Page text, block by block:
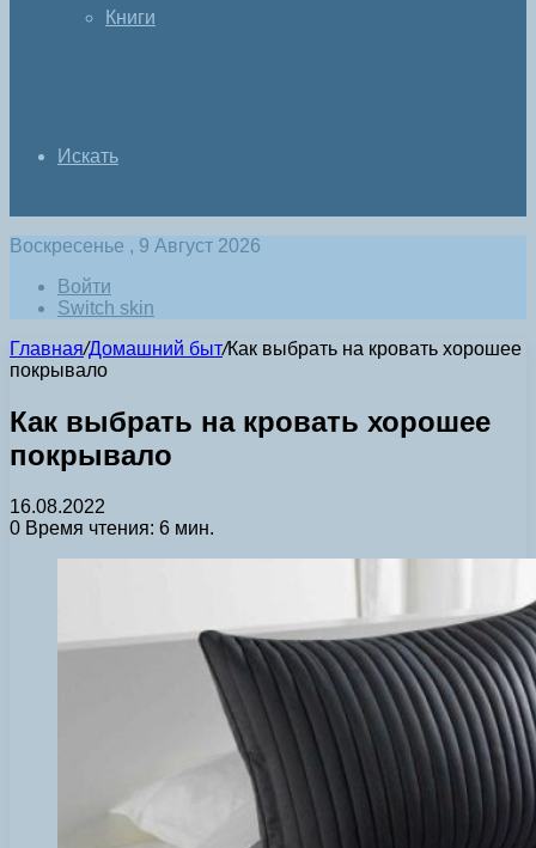
Книги
Искать
Воскресенье , 9 Август 2026
Войти
Switch skin
Главная/Домашний быт/Как выбрать на кровать хорошее
покрывало
Как выбрать на кровать хорошее
покрывало
16.08.2022
0 Время чтения: 6 мин.